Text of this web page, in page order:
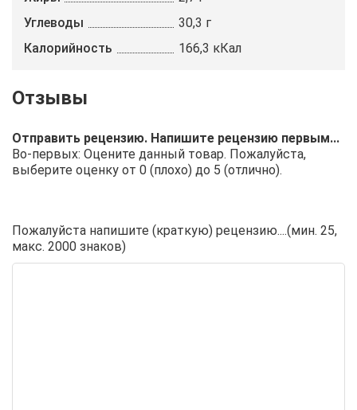
Углеводы
30,3 г
Калорийность
166,3 кКал
Отправить рецензию. Напишите рецензию первым...
Во-первых: Оцените данный товар. Пожалуйста,
выберите оценку от 0 (плохо) до 5 (отлично).
Пожалуйста напишите (краткую) рецензию....(мин. 25,
макс. 2000 знаков)